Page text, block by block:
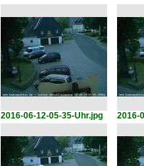
2016-06-12-05-35-Uhr.jpg 2016-